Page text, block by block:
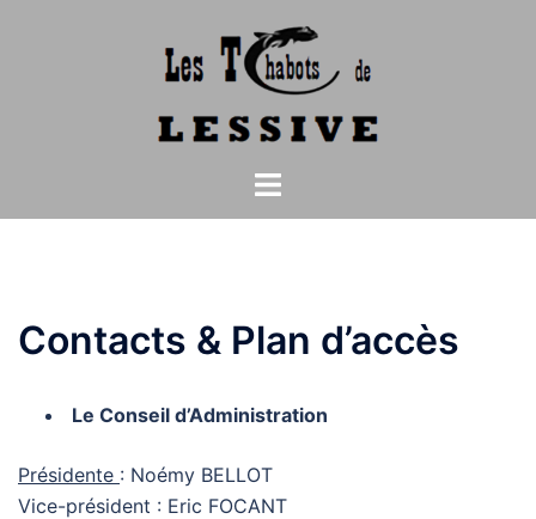
Ouvrir/fermer
Contacts & Plan d’accès
Le Conseil d’Administration
Présidente : Noémy BELLOT
Vice-président : Eric FOCANT